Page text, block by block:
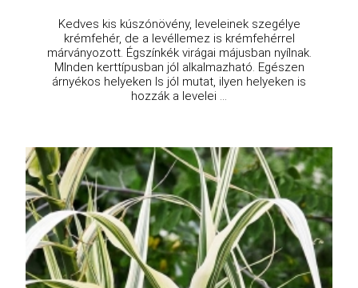
Kedves kis kúszónövény, leveleinek szegélye
krémfehér, de a levéllemez is krémfehérrel
márványozott. Égszínkék virágai májusban nyílnak.
MInden kerttípusban jól alkalmazható. Egészen
árnyékos helyeken ls jól mutat, ilyen helyeken is
hozzák a levelei ...